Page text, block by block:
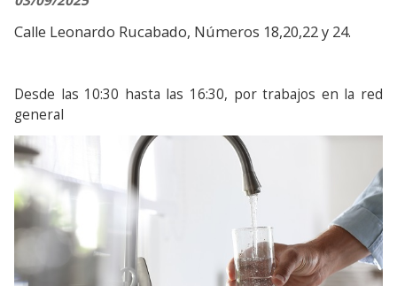
Desde las 10:30 hasta las 16:30, por trabajos en la red
general